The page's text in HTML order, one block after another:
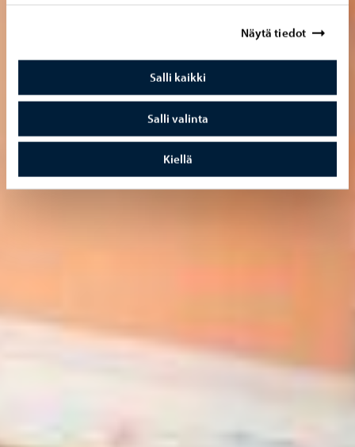
Näytä tiedot
Salli kaikki
Salli valinta
Kiellä